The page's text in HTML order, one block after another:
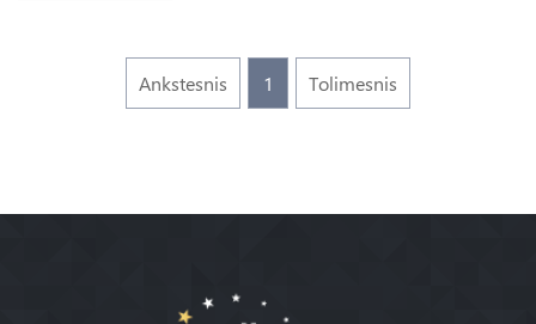
Ankstesnis 1 Tolimesnis